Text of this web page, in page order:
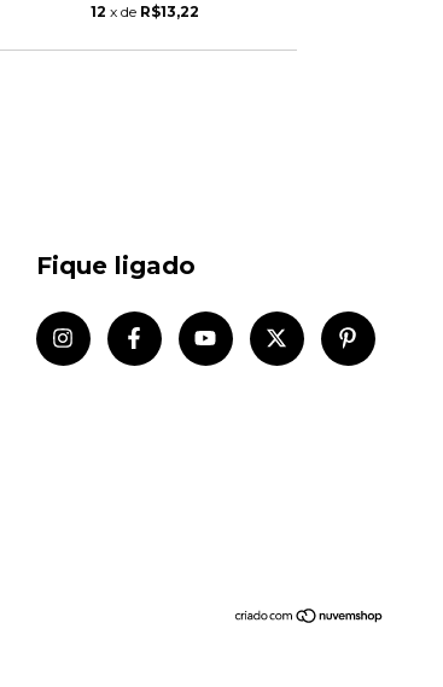
12 x de R$13,22
Fique ligado